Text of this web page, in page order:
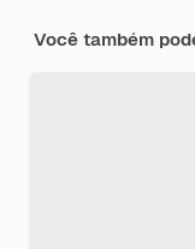
Você também